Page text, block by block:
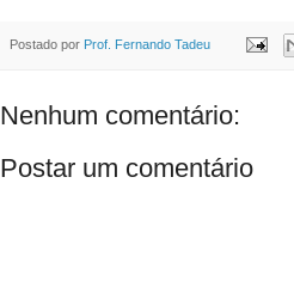
Postado por Prof. Fernando Tadeu
Nenhum comentário:
Postar um comentário